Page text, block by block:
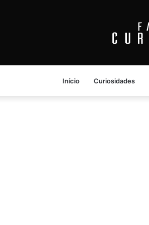
Início Curiosidades